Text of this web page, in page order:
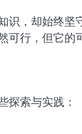
，却始终
行，但它的
探索与实践：